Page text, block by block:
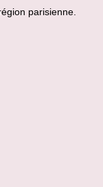
parisienne.